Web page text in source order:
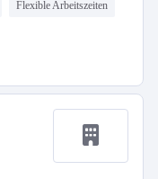
Flexible Arbeitszeiten